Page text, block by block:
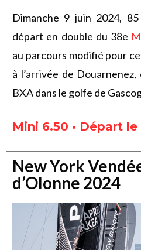
Dimanche 9 juin 2024,
départ en double du 38e
au parcours modifié pour
à l’arrivée de
BXA dans le golfe de
Mini 6.50 • Départ
New York
d’Olonne 2024